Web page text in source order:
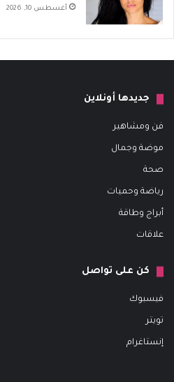
أغسطس 10, 2026
جديدها أونلاين
فن ومشاهير
موضة وجمال
صحة
رياضة وحميات
أبراج وطاقة
علاقات
كن على تواصل
فيسبوك
تويتر
إنستاغرام